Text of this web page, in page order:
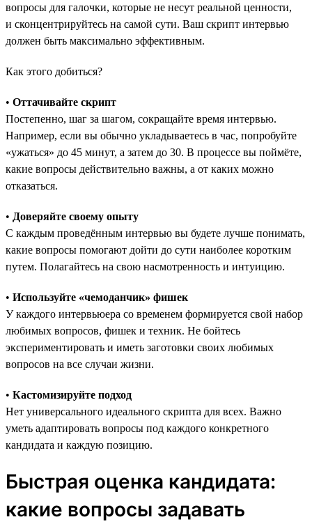
вопросы для галочки, которые не несут реальной ценности,
и сконцентрируйтесь на самой сути. Ваш скрипт интервью
должен быть максимально эффективным.
Как этого добиться?
• Оттачивайте скрипт
Постепенно, шаг за шагом, сокращайте время интервью.
Например, если вы обычно укладываетесь в час, попробуйте
«ужаться» до 45 минут, а затем до 30. В процессе вы поймёте,
какие вопросы действительно важны, а от каких можно
отказаться.
• Доверяйте своему опыту
С каждым проведённым интервью вы будете лучше понимать,
какие вопросы помогают дойти до сути наиболее коротким
путем. Полагайтесь на свою насмотренность и интуицию.
• Используйте «чемоданчик» фишек
У каждого интервьюера со временем формируется свой набор
любимых вопросов, фишек и техник. Не бойтесь
экспериментировать и иметь заготовки своих любимых
вопросов на все случаи жизни.
• Кастомизируйте подход
Нет универсального идеального скрипта для всех. Важно
уметь адаптировать вопросы под каждого конкретного
кандидата и каждую позицию.
Быстрая оценка кандидата:
какие вопросы задавать